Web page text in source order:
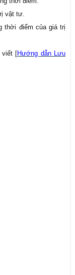
vật tư.
thời điểm của giá trị
viết [Hướng dẫn Lưu